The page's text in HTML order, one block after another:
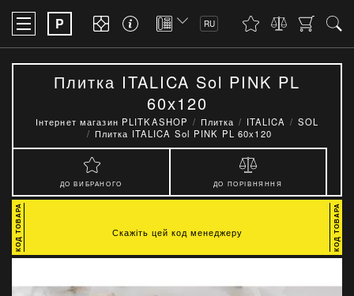
P RU
Плитка ITALICA Sol PINK PL
60х120
Інтернет магазин PLITKASHOP Плитка ITALICA
SOL
Плитка ITALICA Sol PINK PL 60х120
ДО ВИБРАНОГО ДО ПОРІВНЯННЯ
Скажіть цей код менеджеру